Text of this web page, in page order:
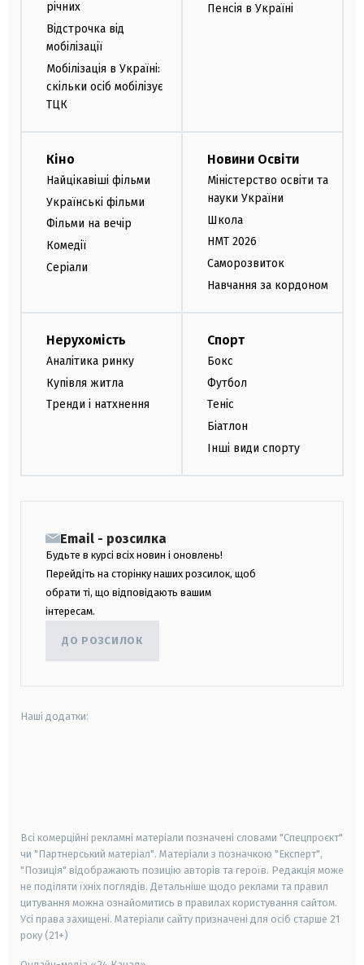
річних
Відстрочка від
мобілізації
Мобілізація в Україні:
скільки осіб мобілізує
ТЦК
Пенсія в Україні
Кіно
Найцікавіші фільми
Українські фільми
Фільми на вечір
Комедії
Серіали
Новини Освіти
Міністерство освіти та
науки України
Школа
НМТ 2026
Саморозвиток
Навчання за кордоном
Нерухомість
Аналітика ринку
Купівля житла
Тренди і натхнення
Спорт
Бокс
Футбол
Теніс
Біатлон
Інші види спорту
Email - розсилка
Будьте в курсі всіх новин і оновлень!
Перейдіть на сторінку наших розсилок, щоб
обрати ті, що відповідають вашим
інтересам.
ДО РОЗСИЛОК
Наші додатки:
Всі комерційні рекламні матеріали позначені словами "Спецпроєкт"
чи "Партнерський матеріал". Матеріали з позначкою "Експерт",
"Позиція" відображають позицію авторів та героїв. Редакція може
не поділяти їхніх поглядів. Детальніше щодо реклами та правил
цитування можна ознайомитись в правилах користування сайтом.
Усі права захищені. Матеріали сайту призначені для осіб старше 21
року (21+)